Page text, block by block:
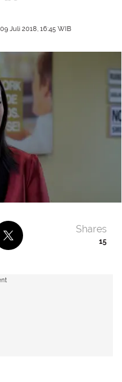
Juli 2018, 16:45 WIB
15
Shares